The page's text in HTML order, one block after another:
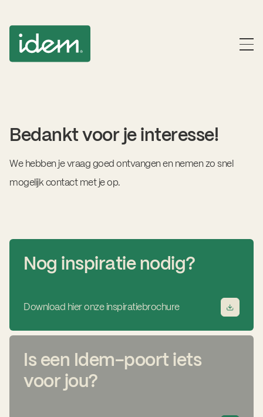
Bedankt voor je interesse!
We hebben je vraag goed ontvangen en nemen zo snel
mogelijk contact met je op.
Nog inspiratie nodig?
Download hier onze inspiratiebrochure
Is een Idem-poort iets
voor jou?